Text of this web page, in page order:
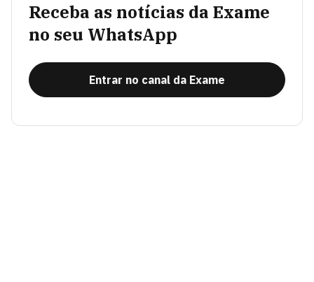
Receba as notícias da Exame
no seu WhatsApp
Entrar no canal da Exame